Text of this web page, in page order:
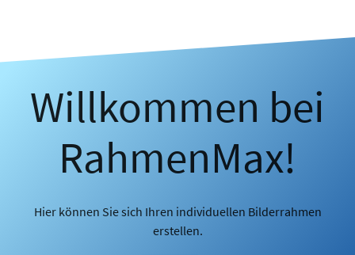
Willkommen bei
RahmenMax!
Hier können Sie sich Ihren individuellen Bilderrahmen
erstellen.